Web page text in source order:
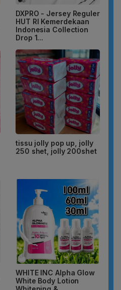
DXPRO - Jersey Reguler
HUT RI Kemerdekaan
Indonesia Collection
Drop 1...
tissu jolly pop up, jolly
250 shet, jolly 200shet
WHITE INC Alpha Glow
White Body Lotion